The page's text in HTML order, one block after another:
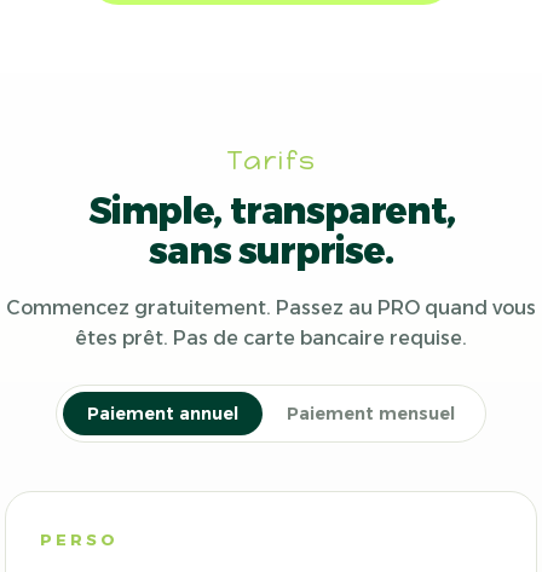
Tarifs
Simple, transparent,
sans surprise.
Commencez gratuitement. Passez au PRO quand vous
êtes prêt. Pas de carte bancaire requise.
Paiement annuel Paiement mensuel
PERSO